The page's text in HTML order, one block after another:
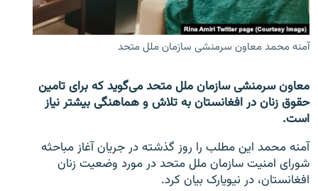
صفحه پشتو
Azadi English
همۀ سایت‌های رادیو آزادی/ رادیو اروپای آزاد
آمنه محمد معاون سرمنشی سازمان ملل متحد
معاون سرمنشی سازمان ملل متحد می‌گوید که برای تامین
حقوق زنان در افغانستان به تلاش و هماهنگی بیشتر نیاز
است.
آمنه محمد این مطلب را روز گذشته در جریان آغاز مباحثه
شورای امنیت سازمان ملل متحد در مورد وضعیت زنان
افغانستان، در نیویارک بیان کرد.